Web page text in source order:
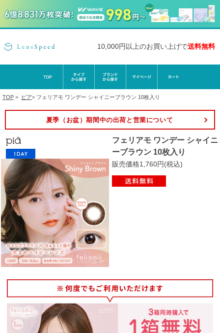
10,000円以上のお買い上げで送料無料
TOP > ピア> フェリアモ ワンデー シャイニーブラウン 10枚入り
夏季（お盆）期間中の出荷と営業について
フェリアモ ワンデー シャイニ
ーブラウン 10枚入り
販売価格1,760円(税込)